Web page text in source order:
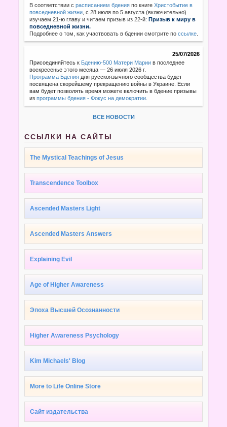
В соответствии с расписанием бдения по книгеХристобытие в
повседневной жизни с 28 июля по 5 августа (включительно)
изучаем 21-ю главу и читаем призыв из 22-й:Призыв к миру в
повседневной жизни.
Подробнее о том, как участвовать в бдении смотрите поссылке
25/07/2026
Присоединяйтесь к Бдению-500 Матери Марии в последнее
воскресенье этого месяца — 26 июля 2026 г.
Программа Бдения для русскоязычного сообщества будет
посвящена скорейшему прекращению войны в Украине. Если
вам будет позволять время можете включить в бдение призывы
изпрограммы бдения - Фокус на демократии
ВСЕ НОВОСТИ
ССЫЛКИ НА САЙТЫ
The Mystical Teachings of Jesus
Transcendence Toolbox
Ascended Masters Light
Ascended Masters Answers
Explaining Evil
Age of Higher Awareness
Эпоха Высшей Осознанности
Higher Awareness Psychology
Kim Michaels' Blog
More to Life Online Store
Сайт издательства